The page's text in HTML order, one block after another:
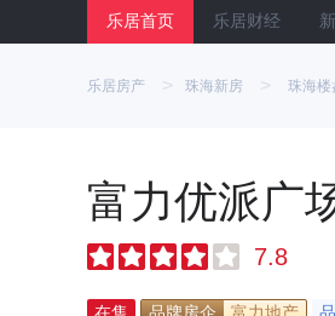
乐居首页 乐居财经
乐居房产 > 珠海新房 > 珠海楼
富力优派广
7.8